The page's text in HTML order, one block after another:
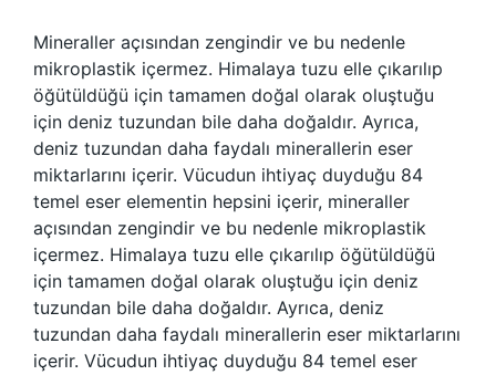
Mineraller açısından zengindir ve bu nedenle
mikroplastik içermez. Himalaya tuzu elle çıkarılıp
öğütüldüğü için tamamen doğal olarak oluştuğu
için deniz tuzundan bile daha doğaldır. Ayrıca,
deniz tuzundan daha faydalı minerallerin eser
miktarlarını içerir. Vücudun ihtiyaç duyduğu 84
temel eser elementin hepsini içerir, mineraller
açısından zengindir ve bu nedenle mikroplastik
içermez. Himalaya tuzu elle çıkarılıp öğütüldüğü
için tamamen doğal olarak oluştuğu için deniz
tuzundan bile daha doğaldır. Ayrıca, deniz
tuzundan daha faydalı minerallerin eser miktarlarını
içerir. Vücudun ihtiyaç duyduğu 84 temel eser